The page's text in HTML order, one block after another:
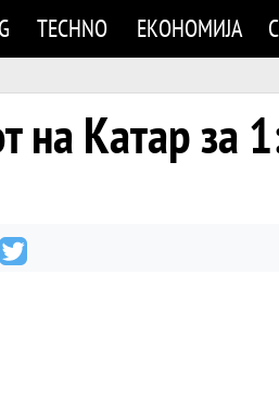
TECHNO ЕКОНОМИЈА
на Катар за